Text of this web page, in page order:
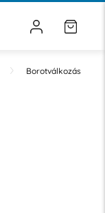
Borotválkozás